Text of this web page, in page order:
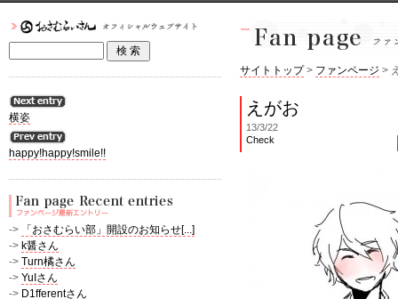
横姿
happy!happy!smile!!
->
「おさむらい部」開設のお知らせ[...]
-> k醤さん
-> Turn橘さん
-> YuIさん
-> D1fferentさん
サイトトップ> ファンページ >
えがお
13/3/22
Check